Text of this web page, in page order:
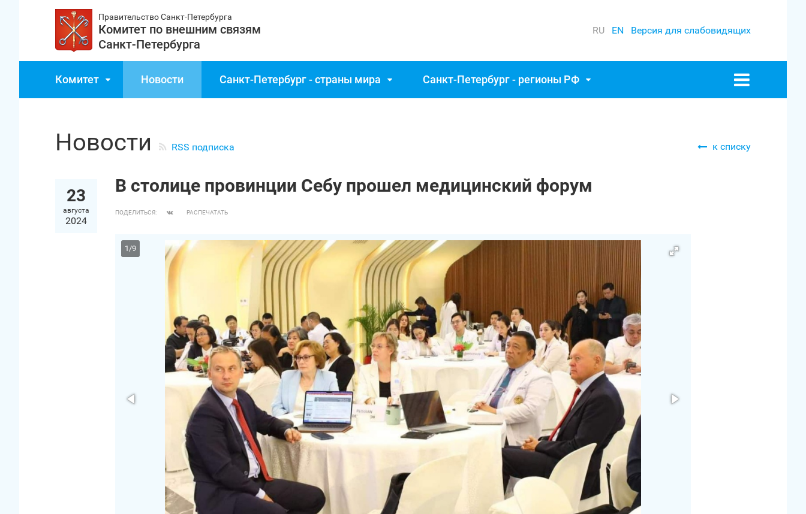
Правительство Санкт‑Петербурга
Комитет по внешним связям
Санкт‑Петербурга
RU EN Версия для слабовидящих
Комитет Новости Санкт‑Петербург - страны мира Санкт‑Петербург - регионы РФ
к списку
Новости RSS подписка
23
августа
2024
В столице провинции Себу прошел медицинский форум
ПОДЕЛИТЬСЯ: РАСПЕЧАТАТЬ
1/9